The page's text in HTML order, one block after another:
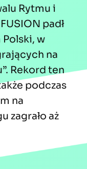
Rytmu i
padł
w
na
Rekord ten
podczas
na
zagrało aż